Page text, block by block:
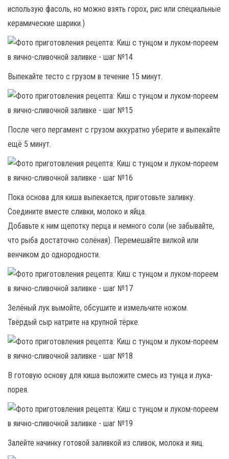
использую фасоль, но можно взять горох, рис или специальные
керамические шарики.)
Выпекайте тесто с грузом в течение 15 минут.
После чего пергамент с грузом аккуратно уберите и выпекайте
ещё 5 минут.
Пока основа для киша выпекается, приготовьте заливку.
Соедините вместе сливки, молоко и яйца.
Добавьте к ним щепотку перца и немного соли (не забывайте,
что рыба достаточно солёная). Перемешайте вилкой или
венчиком до однородности.
Зелёный лук вымойте, обсушите и измельчите ножом.
Твёрдый сыр натрите на крупной тёрке.
В готовую основу для киша выложите смесь из тунца и лука-
порея.
Залейте начинку готовой заливкой из сливок, молока и яиц.